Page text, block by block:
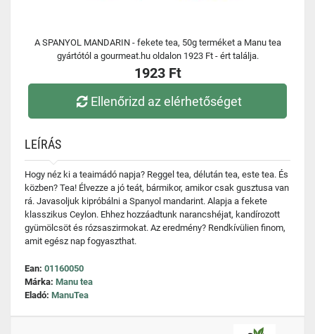
A SPANYOL MANDARIN - fekete tea, 50g terméket a Manu tea
gyártótól a gourmeat.hu oldalon 1923 Ft - ért találja.
1923 Ft
Ellenőrizd az elérhetőséget
LEÍRÁS
Hogy néz ki a teaimádó napja? Reggel tea, délután tea, este tea. És
közben? Tea! Élvezze a jó teát, bármikor, amikor csak gusztusa van
rá. Javasoljuk kipróbálni a Spanyol mandarint. Alapja a fekete
klasszikus Ceylon. Ehhez hozzáadtunk narancshéjat, kandírozott
gyümölcsöt és rózsaszirmokat. Az eredmény? Rendkívülien finom,
amit egész nap fogyaszthat.
Ean: 01160050
Márka: Manu tea
Eladó: ManuTea